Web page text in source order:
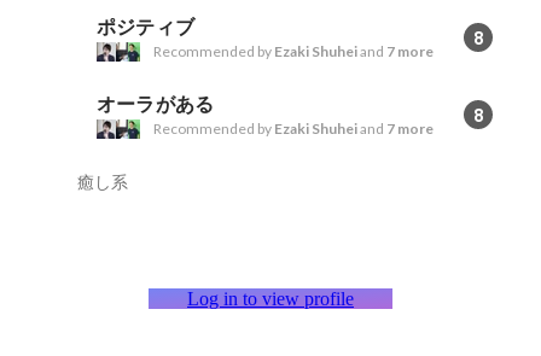
ポジティブ 8
Recommended by Ezaki Shuheiand 7 more
オーラがある 8
Recommended by Ezaki Shuheiand 7 more
癒し系
Log in to view profile